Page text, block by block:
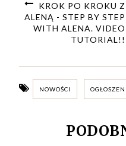
KROK PO KROKU Z
ALENĄ - STEP BY STEP
WITH ALENA. VIDEO
TUTORIAL!!
NOWOŚCI